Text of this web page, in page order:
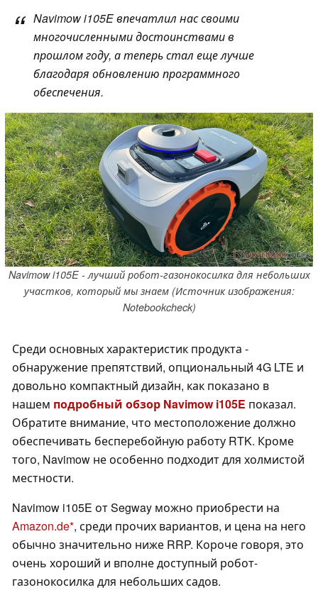
Navimow i105E впечатлил нас своими
многочисленными достоинствами в
прошлом году, а теперь стал еще лучше
благодаря обновлению программного
обеспечения.
Navimow i105E - лучший робот-газонокосилка для небольших
участков, который мы знаем (Источник изображения:
Notebookcheck)
Среди основных характеристик продукта -
обнаружение препятствий, опциональный 4G LTE и
довольно компактный дизайн, как показано в
нашем подробный обзор Navimow i105E показал.
Обратите внимание, что местоположение должно
обеспечивать бесперебойную работу RTK. Кроме
того, Navimow не особенно подходит для холмистой
местности.
Navimow i105E от Segway можно приобрести на
Amazon.de , среди прочих вариантов, и цена на него
обычно значительно ниже RRP. Короче говоря, это
очень хороший и вполне доступный робот-
газонокосилка для небольших садов.